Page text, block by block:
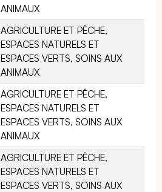
ANIMAUX
AGRICULTURE ET PÊCHE,
ESPACES NATURELS ET
ESPACES VERTS, SOINS AUX
ANIMAUX
AGRICULTURE ET PÊCHE,
ESPACES NATURELS ET
ESPACES VERTS, SOINS AUX
ANIMAUX
AGRICULTURE ET PÊCHE,
ESPACES NATURELS ET
ESPACES VERTS, SOINS AUX